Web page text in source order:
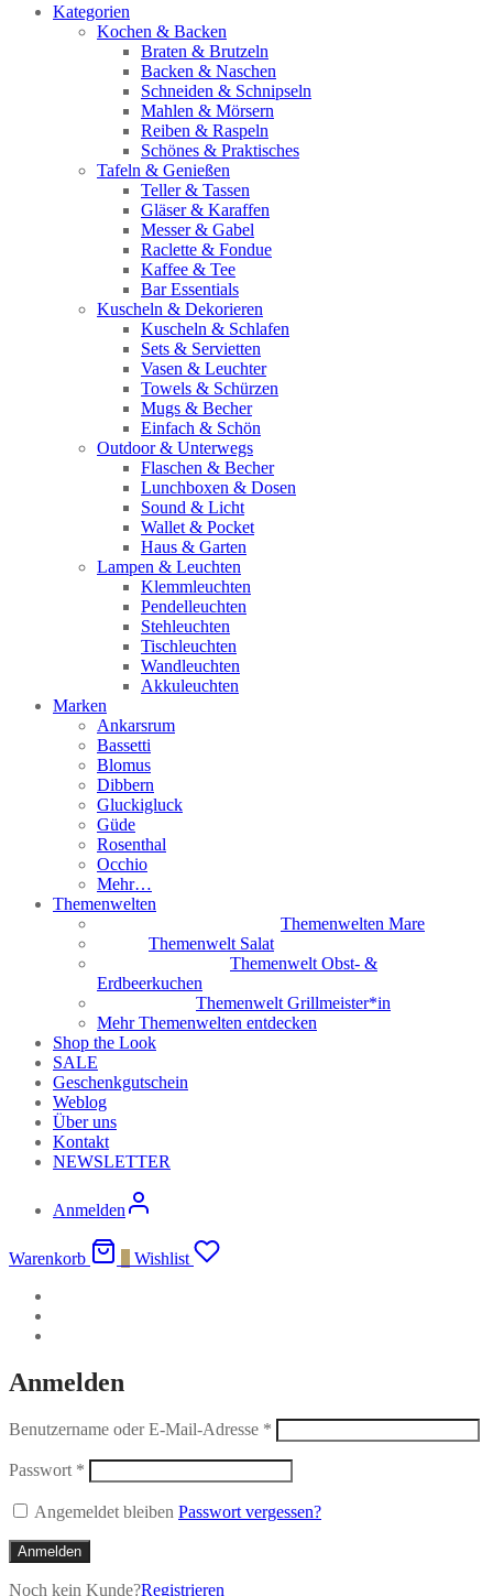
Kategorien
Kochen & Backen
Braten & Brutzeln
Backen & Naschen
Schneiden & Schnipseln
Mahlen & Mörsern
Reiben & Raspeln
Schönes & Praktisches
Tafeln & Genießen
Teller & Tassen
Gläser & Karaffen
Messer & Gabel
Raclette & Fondue
Kaffee & Tee
Bar Essentials
Kuscheln & Dekorieren
Kuscheln & Schlafen
Sets & Servietten
Vasen & Leuchter
Towels & Schürzen
Mugs & Becher
Einfach & Schön
Outdoor & Unterwegs
Flaschen & Becher
Lunchboxen & Dosen
Sound & Licht
Wallet & Pocket
Haus & Garten
Lampen & Leuchten
Klemmleuchten
Pendelleuchten
Stehleuchten
Tischleuchten
Wandleuchten
Akkuleuchten
Marken
Ankarsrum
Bassetti
Blomus
Dibbern
Gluckigluck
Güde
Rosenthal
Occhio
Mehr…
Themenwelten
Themenwelten Mare
Themenwelt Salat
Themenwelt Obst- &
Erdbeerkuchen
Themenwelt Grillmeister*in
Mehr Themenwelten entdecken
Shop the Look
SALE
Geschenkgutschein
Weblog
Über uns
Kontakt
NEWSLETTER
Anmelden
Warenkorb Wishlist
Anmelden
Benutzername oder E-Mail-Adresse *
Passwort *
Angemeldet bleiben Passwort vergessen?
Anmelden
Noch kein Kunde?Registrieren